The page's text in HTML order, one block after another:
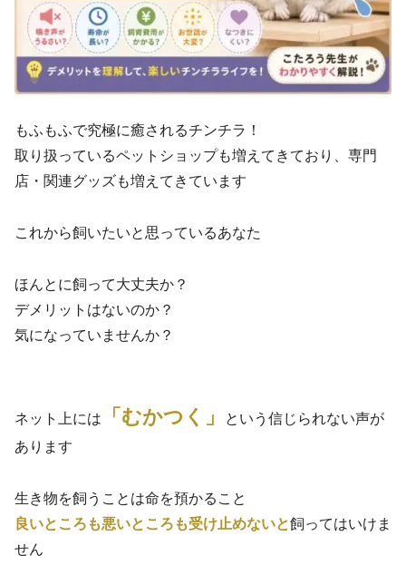
もふもふで究極に癒されるチンチラ！
取り扱っているペットショップも増えてきており、専門
店・関連グッズも増えてきています
これから飼いたいと思っているあなた
ほんとに飼って大丈夫か？
デメリットはないのか？
気になっていませんか？
ネット上には 「むかつく」
という信じられない声が
あります
生き物を飼うことは命を預かること
良いところも悪いところも受け止めないと飼ってはいけま
せん